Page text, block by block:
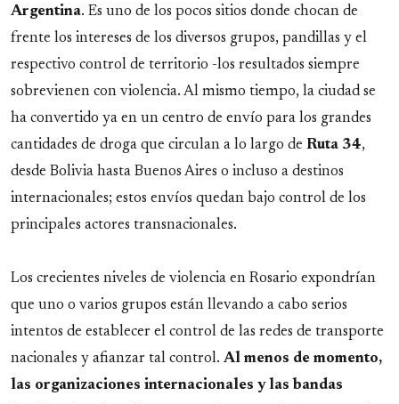
Argentina. Es uno de los pocos sitios donde chocan de
frente los intereses de los diversos grupos, pandillas y el
respectivo control de territorio -los resultados siempre
sobrevienen con violencia. Al mismo tiempo, la ciudad se
ha convertido ya en un centro de envío para los grandes
cantidades de droga que circulan a lo largo de Ruta 34,
desde Bolivia hasta Buenos Aires o incluso a destinos
internacionales; estos envíos quedan bajo control de los
principales actores transnacionales.
Los crecientes niveles de violencia en Rosario expondrían
que uno o varios grupos están llevando a cabo serios
intentos de establecer el control de las redes de transporte
nacionales y afianzar tal control. Al menos de momento,
las organizaciones internacionales y las bandas